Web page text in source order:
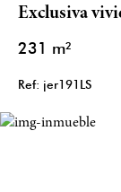
Exclusiva
231 m²
Ref: jer191LS